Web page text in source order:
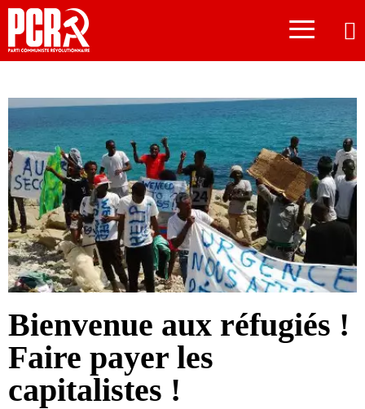
≡
Bienvenue aux réfugiés !
Faire payer les
capitalistes !